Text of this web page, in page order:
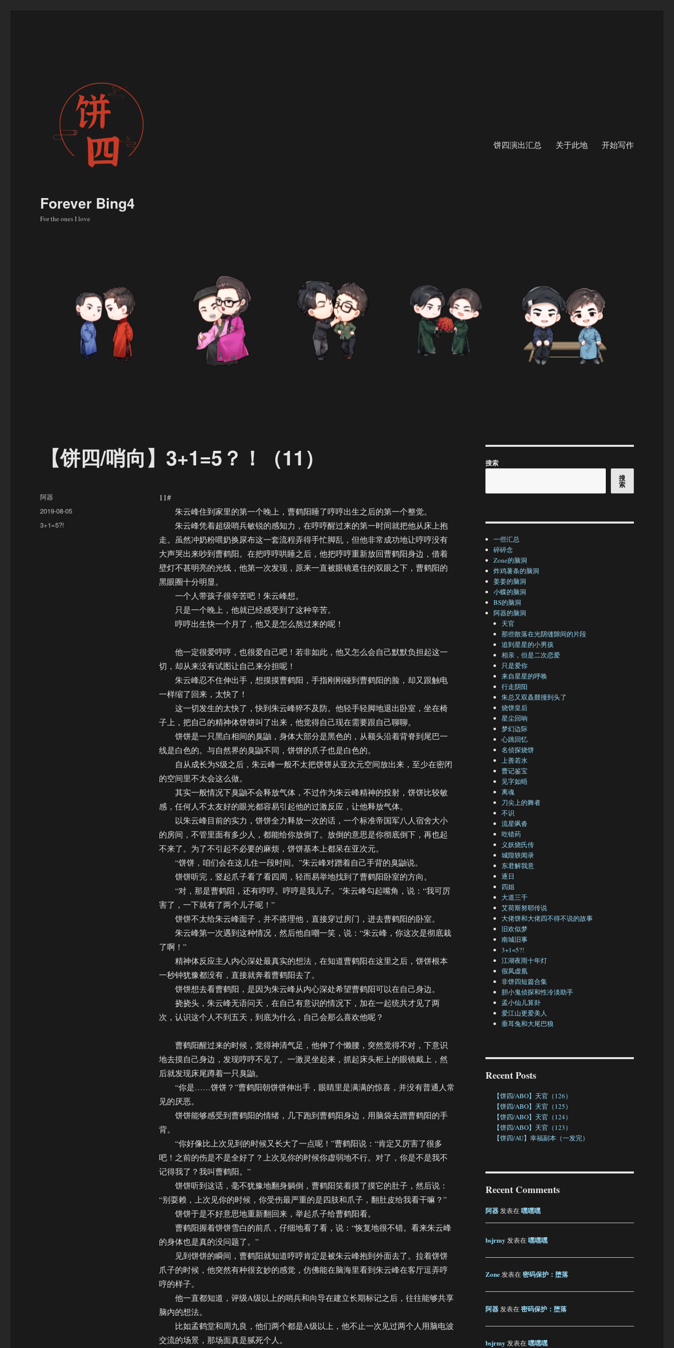
Forever Bing4
For the ones I love
饼四演出汇总 关于此地 开始写作
【饼四/哨向】3+1=5？！（11）
11#
朱云峰住到家里的第一个晚上，曹鹤阳睡了哼哼出生之后的第一个整觉。
朱云峰凭着超级哨兵敏锐的感知力，在哼哼醒过来的第一时间就把他从床上抱
走。虽然冲奶粉喂奶换尿布这一套流程弄得手忙脚乱，但他非常成功地让哼哼没有
大声哭出来吵到曹鹤阳。在把哼哼哄睡之后，他把哼哼重新放回曹鹤阳身边，借着
壁灯不甚明亮的光线，他第一次发现，原来一直被眼镜遮住的双眼之下，曹鹤阳的
黑眼圈十分明显。
一个人带孩子很辛苦吧！朱云峰想。
只是一个晚上，他就已经感受到了这种辛苦。
哼哼出生快一个月了，他又是怎么熬过来的呢！
他一定很爱哼哼，也很爱自己吧！若非如此，他又怎么会自己默默负担起这一
切，却从来没有试图让自己来分担呢！
朱云峰忍不住伸出手，想摸摸曹鹤阳，手指刚刚碰到曹鹤阳的脸，却又跟触电
一样缩了回来，太快了！
这一切发生的太快了，快到朱云峰猝不及防。他轻手轻脚地退出卧室，坐在椅
子上，把自己的精神体饼饼叫了出来，他觉得自己现在需要跟自己聊聊。
饼饼是一只黑白相间的臭鼬，身体大部分是黑色的，从额头沿着背脊到尾巴一
线是白色的。与自然界的臭鼬不同，饼饼的爪子也是白色的。
自从成长为S级之后，朱云峰一般不太把饼饼从亚次元空间放出来，至少在密闭
的空间里不太会这么做。
其实一般情况下臭鼬不会释放气体，不过作为朱云峰精神的投射，饼饼比较敏
感，任何人不太友好的眼光都容易引起他的过激反应，让他释放气体。
以朱云峰目前的实力，饼饼全力释放一次的话，一个标准帝国军八人宿舍大小
的房间，不管里面有多少人，都能给你放倒了。放倒的意思是你彻底倒下，再也起
不来了。为了不引起不必要的麻烦，饼饼基本上都呆在亚次元。
“饼饼，咱们会在这儿住一段时间。”朱云峰对蹭着自己手背的臭鼬说。
饼饼听完，竖起爪子看了看四周，轻而易举地找到了曹鹤阳卧室的方向。
“对，那是曹鹤阳，还有哼哼。哼哼是我儿子。”朱云峰勾起嘴角，说：“我可厉
害了，一下就有了两个儿子呢！”
饼饼不太给朱云峰面子，并不搭理他，直接穿过房门，进去曹鹤阳的卧室。
朱云峰第一次遇到这种情况，然后他自嘲一笑，说：“朱云峰，你这次是彻底栽
了啊！”
精神体反应主人内心深处最真实的想法，在知道曹鹤阳在这里之后，饼饼根本
一秒钟犹豫都没有，直接就奔着曹鹤阳去了。
饼饼想去看曹鹤阳，是因为朱云峰从内心深处希望曹鹤阳可以在自己身边。
挠挠头，朱云峰无语问天，在自己有意识的情况下，加在一起统共才见了两
次，认识这个人不到五天，到底为什么，自己会那么喜欢他呢？
曹鹤阳醒过来的时候，觉得神清气足，他伸了个懒腰，突然觉得不对，下意识
地去摸自己身边，发现哼哼不见了。一激灵坐起来，抓起床头柜上的眼镜戴上，然
后就发现床尾蹲着一只臭鼬。
“你是……饼饼？”曹鹤阳朝饼饼伸出手，眼睛里是满满的惊喜，并没有普通人常
见的厌恶。
饼饼能够感受到曹鹤阳的情绪，几下跑到曹鹤阳身边，用脑袋去蹭曹鹤阳的手
背。
“你好像比上次见到的时候又长大了一点呢！”曹鹤阳说：“肯定又厉害了很多
吧！之前的伤是不是全好了？上次见你的时候你虚弱地不行。对了，你是不是我不
记得我了？我叫曹鹤阳。”
饼饼听到这话，毫不犹豫地翻身躺倒，曹鹤阳笑着摸了摸它的肚子，然后说：
“别耍赖，上次见你的时候，你受伤最严重的是四肢和爪子，翻肚皮给我看干嘛？”
饼饼于是不好意思地重新翻回来，举起爪子给曹鹤阳看。
曹鹤阳握着饼饼雪白的前爪，仔细地看了看，说：“恢复地很不错。看来朱云峰
的身体也是真的没问题了。”
见到饼饼的瞬间，曹鹤阳就知道哼哼肯定是被朱云峰抱到外面去了。拉着饼饼
爪子的时候，他突然有种很玄妙的感觉，仿佛能在脑海里看到朱云峰在客厅逗弄哼
哼的样子。
他一直都知道，评级A级以上的哨兵和向导在建立长期标记之后，往往能够共享
脑内的想法。
比如孟鹤堂和周九良，他们两个都是A级以上，他不止一次见过两个人用脑电波
交流的场景，那场面真是腻死个人。
作
者
阿器
发
布
2019-08-05
分
3+1=5?!
搜索
搜
索
一些汇总
碎碎念
Zone的脑洞
炸鸡薯条的脑洞
姜姜的脑洞
小蝶的脑洞
BS的脑洞
阿器的脑洞
天官
那些散落在光阴缝隙间的片段
追到星星的小男孩
相亲，但是二次恋爱
只是爱你
来自星星的呼唤
行走阴阳
朱总又双叒叕撞到头了
烧饼皇后
星尘回响
梦幻边际
心跳回忆
名侦探烧饼
上善若水
曹记鉴宝
见字如晤
离魂
刀尖上的舞者
不识
流星飒沓
吃错药
义妖烧氏传
城隍轶闻录
东君解我意
逐日
四姐
大道三千
艾荷斯努耶传说
大佬饼和大佬四不得不说的故事
旧欢似梦
南城旧事
3+1=5?!
江湖夜雨十年灯
假凤虚凰
非饼四短篇合集
胆小鬼侦探和性冷淡助手
孟小仙儿算卦
爱江山更爱美人
垂耳兔和大尾巴狼
Recent Posts
【饼四/ABO】天官（126）
【饼四/ABO】天官（125）
【饼四/ABO】天官（124）
【饼四/ABO】天官（123）
【饼四/AU】幸福副本（一发完）
Recent Comments
阿器发表在嘿嘿嘿
bsjrmy 发表在嘿嘿嘿
Zone发表在密码保护：堕落
阿器发表在密码保护：堕落
bsjrmy 发表在嘿嘿嘿